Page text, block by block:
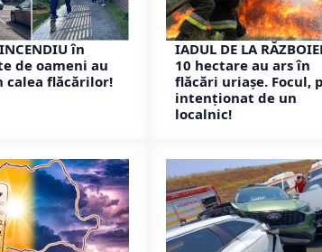
în
de oameni au
flăcărilor!
IADUL DE LA
10 hectare au ars în
flăcări uriașe. Focul,
intenționat de un
localnic!